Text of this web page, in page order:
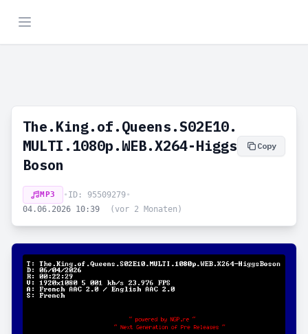
The.King.of.Queens.S02E10.
MULTI.1080p.WEB.X264-Higgs
Boson
Copy
MP3 • ID: 95509279•
04.06.2026 10:39
(vor 2 Monaten)